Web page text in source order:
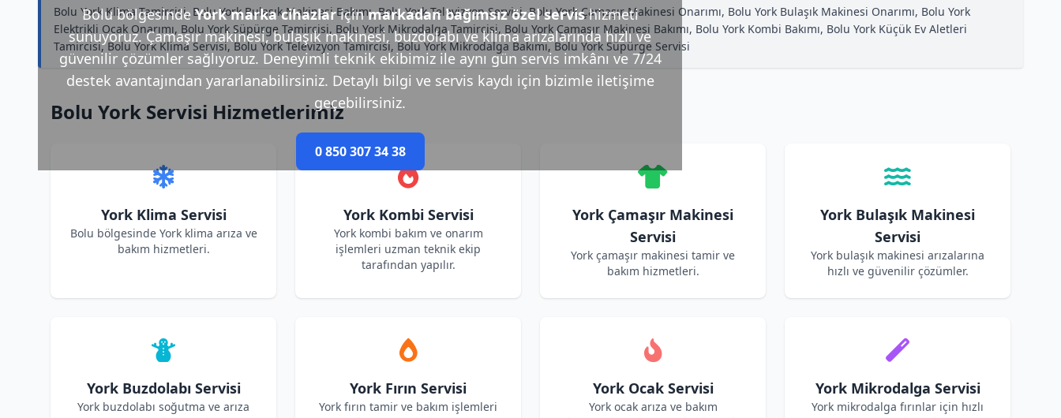
Bolu bölgesindeYork marka cihazlariçinmarkadan bağımsız özel servishizmeti
sunuyoruz. Çamaşır makinesi, bulaşık makinesi, buzdolabı ve klima arızalarında hızlı ve
güvenilir çözümler sağlıyoruz. Deneyimli teknik ekibimiz ile aynı gün servis imkânı ve 7/24
destek avantajından yararlanabilirsiniz. Detaylı bilgi ve servis kaydı için bizimle iletişime
geçebilirsiniz.
0 850 307 34 38
Bolu York Klima Tamircisi, Bolu York Bulaşık Makinesi Bakımı, Bolu York Televizyon Servisi, Bolu York Çamaşır Makinesi Onarımı, Bolu York Bulaşık Makinesi Onarımı, Bolu York
Elektrikli Ocak Onarımı, Bolu York Süpürge Tamircisi, Bolu York Mikrodalga Tamircisi, Bolu York Çamaşır Makinesi Bakımı, Bolu York Kombi Bakımı, Bolu York Küçük Ev Aletleri
Tamircisi, Bolu York Klima Servisi, Bolu York Televizyon Tamircisi, Bolu York Mikrodalga Bakımı, Bolu York Süpürge Servisi
Bolu York Servisi Hizmetlerimiz
York Klima Servisi
Bolu bölgesinde York klima arıza ve
bakım hizmetleri.
York Kombi Servisi
York kombi bakım ve onarım
işlemleri uzman teknik ekip
tarafından yapılır.
York Çamaşır Makinesi
Servisi
York çamaşır makinesi tamir ve
bakım hizmetleri.
York Bulaşık Makinesi
Servisi
York bulaşık makinesi arızalarına
hızlı ve güvenilir çözümler.
York Buzdolabı Servisi
York buzdolabı soğutma ve arıza
York Fırın Servisi
York fırın tamir ve bakım işlemleri
York Ocak Servisi
York ocak arıza ve bakım
York Mikrodalga Servisi
York mikrodalga fırınlar için hızlı